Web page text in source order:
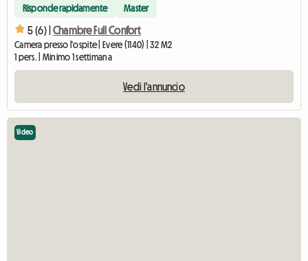
Risponde rapidamente Master
5 (6) | Chambre Full Confort
Camera presso l'ospite | Evere (1140) | 32 M2
1 pers. | Minimo 1 settimana
Vedi l'annuncio
Video